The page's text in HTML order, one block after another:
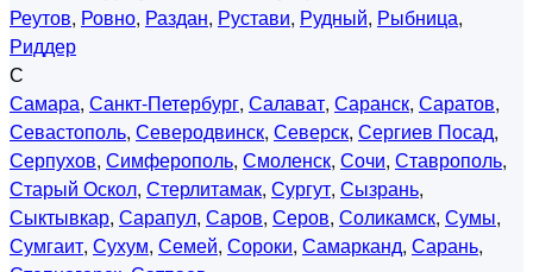
Реутов, Ровно, Раздан, Рустави, Рудный, Рыбница,
Риддер
С
Самара, Санкт-Петербург, Салават, Саранск, Саратов,
Севастополь, Северодвинск, Северск, Сергиев Посад,
Серпухов, Симферополь, Смоленск, Сочи, Ставрополь,
Старый Оскол, Стерлитамак, Сургут, Сызрань,
Сыктывкар, Сарапул, Саров, Серов, Соликамск, Сумы,
Сумгаит, Сухум, Семей, Сороки, Самарканд, Сарань,